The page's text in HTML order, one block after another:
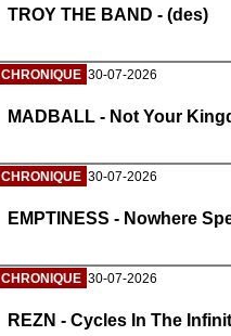
TROY THE BAND - (des)
CHRONIQUE 30-07-2026
MADBALL - Not Your
CHRONIQUE 30-07-2026
EMPTINESS - Nowhere
CHRONIQUE 30-07-2026
REZN - Cycles In The